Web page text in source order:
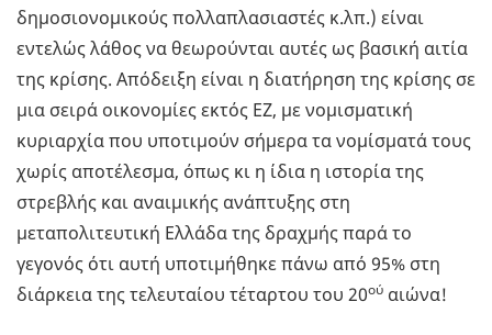
δημοσιονομικούς πολλαπλασιαστές κ.λπ.) είναι
εντελώς λάθος να θεωρούνται αυτές ως βασική αιτία
της κρίσης. Απόδειξη είναι η διατήρηση της κρίσης σε
μια σειρά οικονομίες εκτός ΕΖ, με νομισματική
κυριαρχία που υποτιμούν σήμερα τα νομίσματά τους
χωρίς αποτέλεσμα, όπως κι η ίδια η ιστορία της
στρεβλής και αναιμικής ανάπτυξης στη
μεταπολιτευτική Ελλάδα της δραχμής παρά το
γεγονός ότι αυτή υποτιμήθηκε πάνω από 95% στη
διάρκεια της τελευταίου τέταρτου του 20ού αιώνα!